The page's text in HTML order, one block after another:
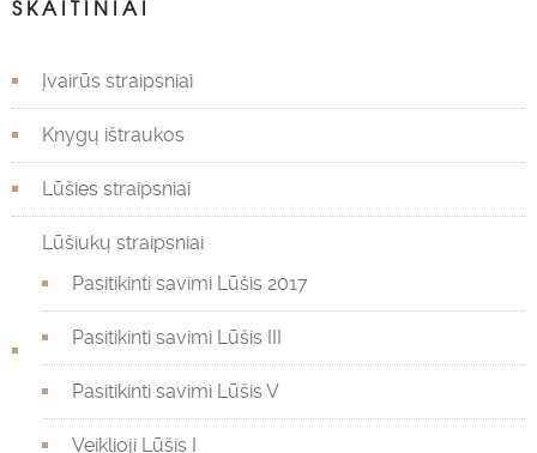
SKAITINIAI
Įvairūs straipsniai
Knygų ištraukos
Lūšies straipsniai
Lūšiukų straipsniai
Pasitikinti savimi Lūšis 2017
Pasitikinti savimi Lūšis III
Pasitikinti savimi Lūšis V
Veiklioji Lūšis I